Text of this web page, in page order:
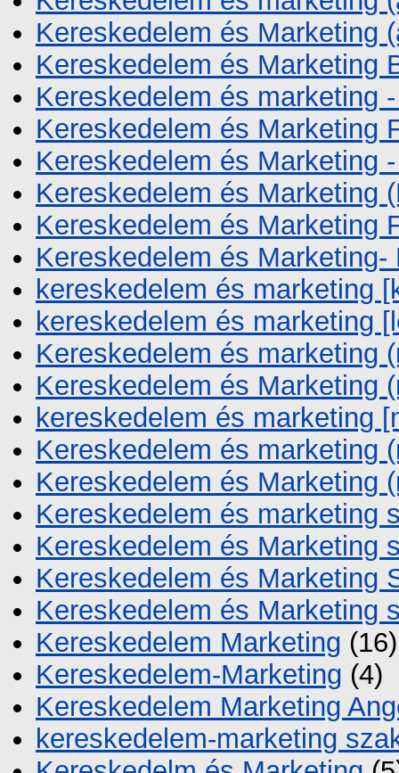
Kereskedelem és Marketing
Kereskedelem és Marketing
Kereskedelem és marketing
Kereskedelem és Marketing
Kereskedelem és Marketing
Kereskedelem és Marketing
Kereskedelem és Marketing
Kereskedelem és Marketing-
kereskedelem és marketing
kereskedelem és marketing
Kereskedelem és marketing
Kereskedelem és Marketing
kereskedelem és marketing
Kereskedelem és marketing
Kereskedelem és Marketing
Kereskedelem és marketing
Kereskedelem és Marketing
Kereskedelem és Marketing
Kereskedelem és Marketing
Kereskedelem Marketing (16)
Kereskedelem-Marketing (4)
Kereskedelem Marketing
kereskedelem-marketing